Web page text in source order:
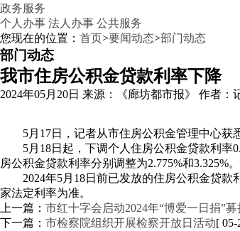
政务服务
个人办事 法人办事 公共服务
您现在的位置： 首页>要闻动态>部门动态
部门动态
我市住房公积金贷款利率下降
2024年05月20日 来源：《廊坊都市报》 作者：
5月17日，记者从市住房公积金管理中心获
5月18日起，下调个人住房公积金贷款利率
房公积金贷款利率分别调整为2.775%和3.325%。
2024年5月18日前已发放的住房公积金贷
家法定利率为准。
上一篇： 市红十字会启动2024年“博爱一日捐”募
下一篇： 市检察院组织开展检察开放日活动[ 05-